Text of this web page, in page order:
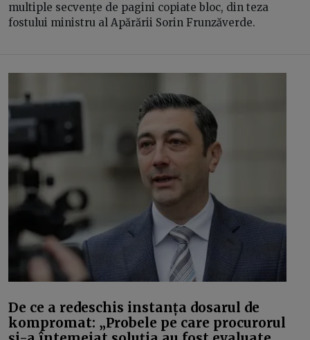
multiple secvențe de pagini copiate bloc, din teza
fostului ministru al Apărării Sorin Frunzăverde.
De ce a redeschis instanța dosarul de
kompromat: „Probele pe care procurorul